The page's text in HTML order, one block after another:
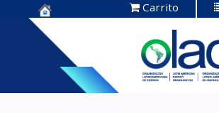
Centro de
Documentación
OLADE -
Carrito